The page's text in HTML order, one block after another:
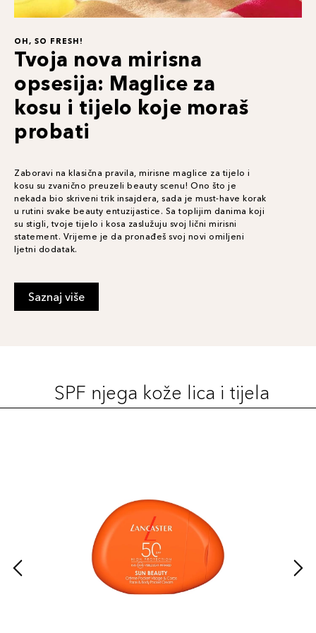
OH, SO FRESH!
Tvoja nova mirisna
opsesija: Maglice za
kosu i tijelo koje moraš
probati
Zaboravi na klasična pravila, mirisne maglice za tijelo i
kosu su zvanično preuzeli beauty scenu! Ono što je
nekada bio skriveni trik insajdera, sada je must-have korak
u rutini svake beauty entuzijastice. Sa toplijim danima koji
su stigli, tvoje tijelo i kosa zaslužuju svoj lični mirisni
statement. Vrijeme je da pronađeš svoj novi omiljeni
ljetni dodatak.
Saznaj više
SPF njega kože lica i tijela